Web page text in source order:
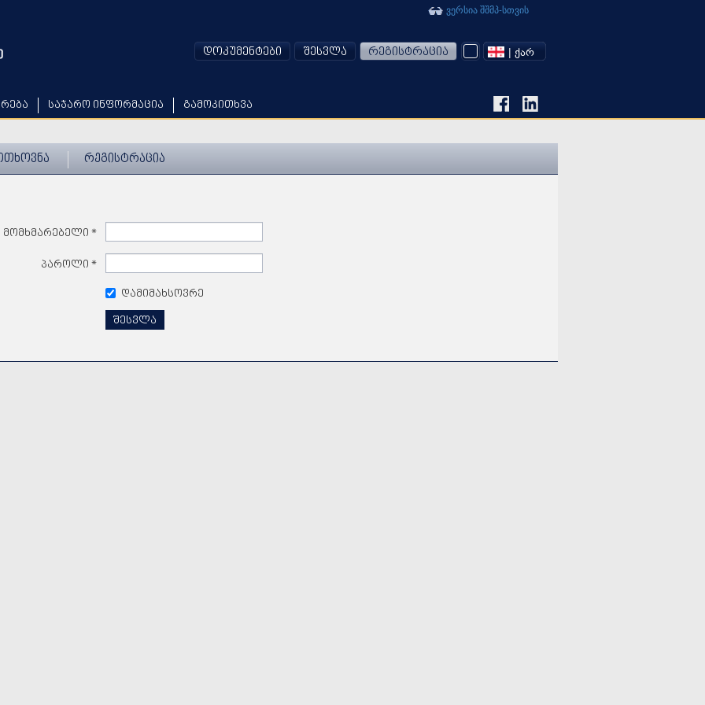
საჯარო ინფორმაცია გამოკითხვა
ვერსია შშმპ-სთვის
დოკუმენტები შესვლა რეგისტრაცია | ᲥᲐᲠ
რეგისტრაცია
მომხმარებელი *
პაროლი *
დამიმახსოვრე
შესვლა